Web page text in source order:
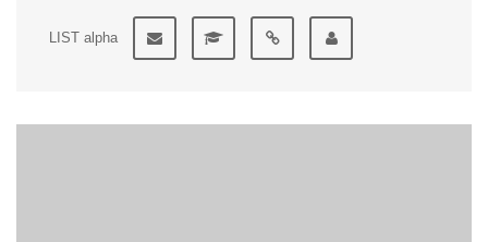
LIST alpha